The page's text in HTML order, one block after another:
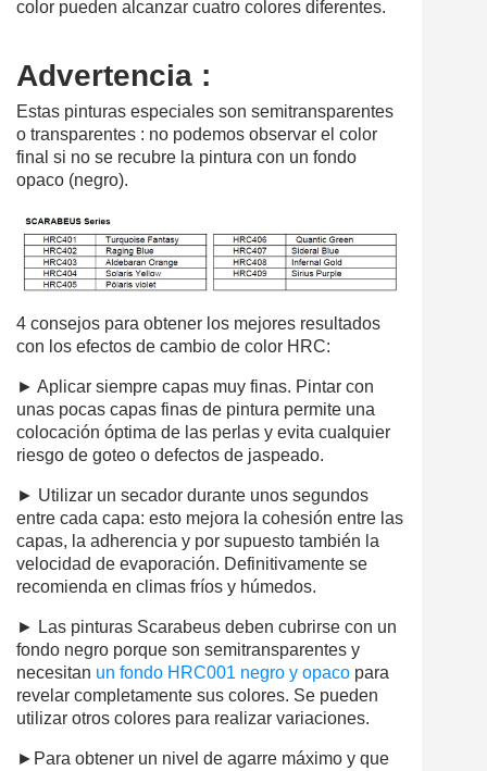
color pueden alcanzar cuatro colores diferentes.
Advertencia :
Estas pinturas especiales son semitransparentes
o transparentes : no podemos observar el color
final si no se recubre la pintura con un fondo
opaco (negro).
4 consejos para obtener los mejores resultados
con los efectos de cambio de color HRC:
► Aplicar siempre capas muy finas. Pintar con
unas pocas capas finas de pintura permite una
colocación óptima de las perlas y evita cualquier
riesgo de goteo o defectos de jaspeado.
► Utilizar un secador durante unos segundos
entre cada capa: esto mejora la cohesión entre las
capas, la adherencia y por supuesto también la
velocidad de evaporación. Definitivamente se
recomienda en climas fríos y húmedos.
► Las pinturas Scarabeus deben cubrirse con un
fondo negro porque son semitransparentes y
necesitan un fondo HRC001 negro y opaco para
revelar completamente sus colores. Se pueden
utilizar otros colores para realizar variaciones.
►Para obtener un nivel de agarre máximo y que